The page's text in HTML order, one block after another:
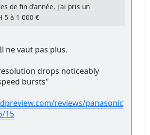
de fin d'année, j'ai pris un
5 à 1 000 €
ne vaut pas plus.
drops noticeably
bursts"
reviews/panasonic
15